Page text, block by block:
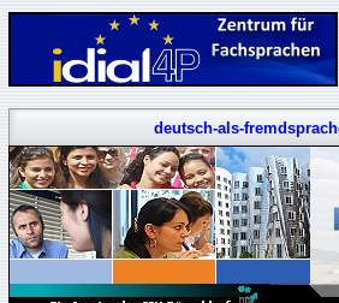
deutsch-als-